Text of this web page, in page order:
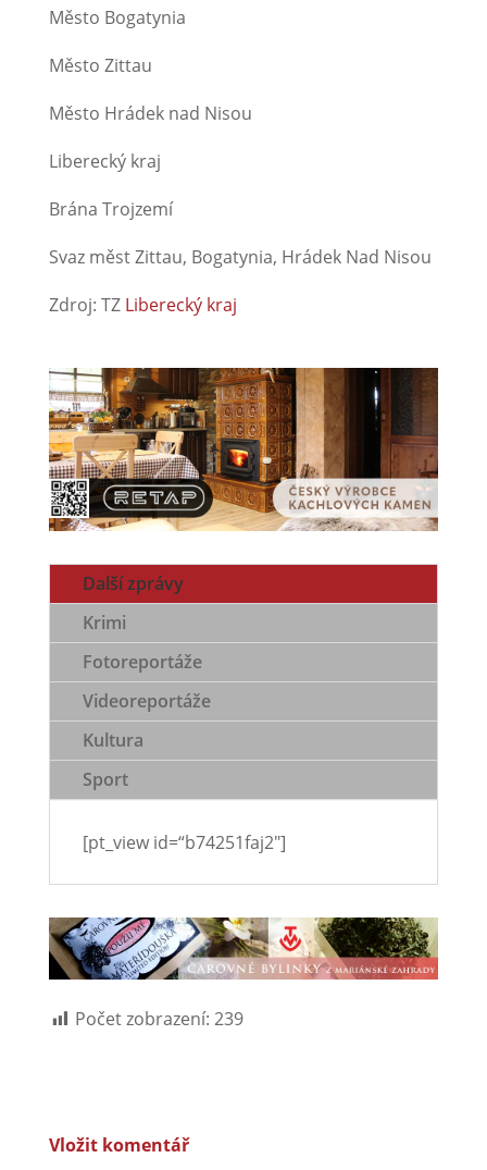
Město Bogatynia
Město Zittau
Město Hrádek nad Nisou
Liberecký kraj
Brána Trojzemí
Svaz měst Zittau, Bogatynia, Hrádek Nad Nisou
Zdroj: TZ Liberecký kraj
Další zprávy
Krimi
Fotoreportáže
Videoreportáže
Kultura
Sport
[pt_view id=“b74251faj2″]
Počet zobrazení: 239
Vložit komentář